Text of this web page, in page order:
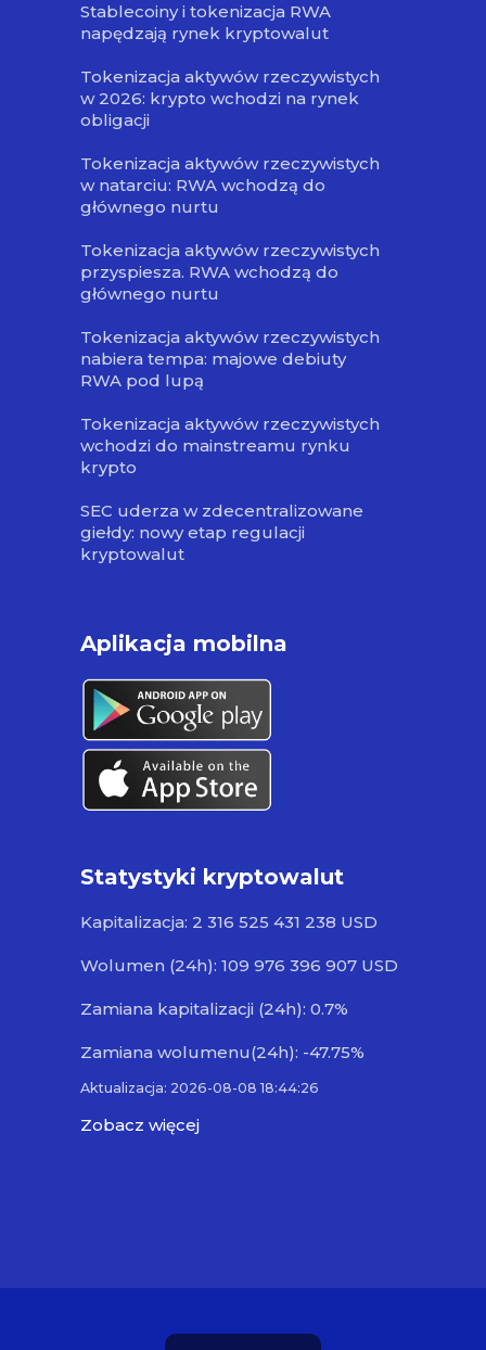
Stablecoiny i tokenizacja RWA
napędzają rynek kryptowalut
Tokenizacja aktywów rzeczywistych
w 2026: krypto wchodzi na rynek
obligacji
Tokenizacja aktywów rzeczywistych
w natarciu: RWA wchodzą do
głównego nurtu
Tokenizacja aktywów rzeczywistych
przyspiesza. RWA wchodzą do
głównego nurtu
Tokenizacja aktywów rzeczywistych
nabiera tempa: majowe debiuty
RWA pod lupą
Tokenizacja aktywów rzeczywistych
wchodzi do mainstreamu rynku
krypto
SEC uderza w zdecentralizowane
giełdy: nowy etap regulacji
kryptowalut
Aplikacja mobilna
Statystyki kryptowalut
Kapitalizacja: 2 316 525 431 238 USD
Wolumen (24h): 109 976 396 907 USD
Zamiana kapitalizacji (24h): 0.7%
Zamiana wolumenu(24h): -47.75%
Aktualizacja: 2026-08-08 18:44:26
Zobacz więcej